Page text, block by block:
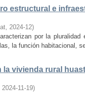
estructural e
, 2024-12)
por la
la función habitacional,
vivienda rural
2024-11-19)